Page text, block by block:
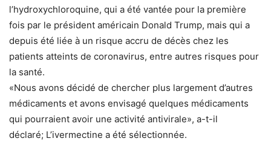
l’hydroxychloroquine, qui a été vantée pour la première
fois par le président américain Donald Trump, mais qui a
depuis été liée à un risque accru de décès chez les
patients atteints de coronavirus, entre autres risques pour
la santé.
«Nous avons décidé de chercher plus largement d’autres
médicaments et avons envisagé quelques médicaments
qui pourraient avoir une activité antivirale», a-t-il
déclaré; L’ivermectine a été sélectionnée.